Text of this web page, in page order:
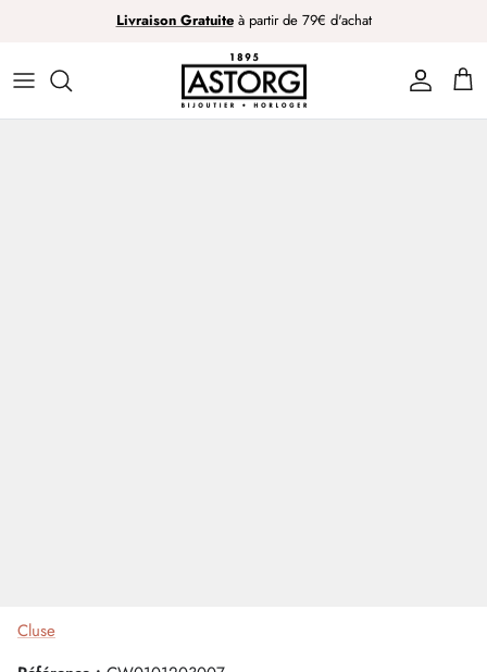
Livraison Gratuiteà partir de 79€ d'achat
Cluse